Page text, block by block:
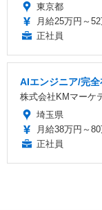
東京都
月給25万円～
正社員
AIエンジニア/完
株式会社KMマーケ
埼玉県
月給38万円～
正社員